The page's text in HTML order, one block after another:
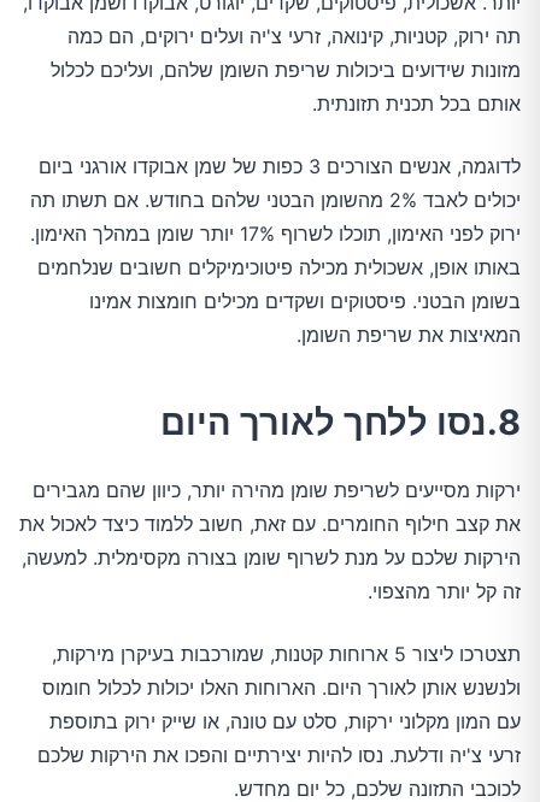
תה ירוק, קטניות, קינואה, זרעי צ'יה ועלים ירוקים, הם כמה
מזונות שידועים ביכולות שריפת השומן שלהם, ועליכם לכלול
אותם בכל תכנית תזונתית.
לדוגמה, אנשים הצורכים 3 כפות של שמן אבוקדו אורגני ביום
יכולים לאבד 2% מהשומן הבטני שלהם בחודש. אם תשתו תה
ירוק לפני האימון, תוכלו לשרוף 17% יותר שומן במהלך האימון.
באותו אופן, אשכולית מכילה פיטוכימיקלים חשובים שנלחמים
בשומן הבטני. פיסטוקים ושקדים מכילים חומצות אמינו
המאיצות את שריפת השומן.
8.נסו ללחך לאורך היום
ירקות מסייעים לשריפת שומן מהירה יותר, כיוון שהם מגבירים
את קצב חילוף החומרים. עם זאת, חשוב ללמוד כיצד לאכול את
הירקות שלכם על מנת לשרוף שומן בצורה מקסימלית. למעשה,
זה קל יותר מהצפוי.
תצטרכו ליצור 5 ארוחות קטנות, שמורכבות בעיקרן מירקות,
ולנשנש אותן לאורך היום. הארוחות האלו יכולות לכלול חומוס
עם המון מקלוני ירקות, סלט עם טונה, או שייק ירוק בתוספת
זרעי צ'יה ודלעת. נסו להיות יצירתיים והפכו את הירקות שלכם
לכוכבי התזונה שלכם, כל יום מחדש.